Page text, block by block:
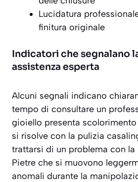
Lucidatura
finitura originale
Indicatori che segnalano
assistenza esperta
Alcuni segnali indicano
tempo di consultare un
gioiello presenta
si risolve con la pulizia
trattarsi di un problema con la
Pietre che si muovono
anomali durante la